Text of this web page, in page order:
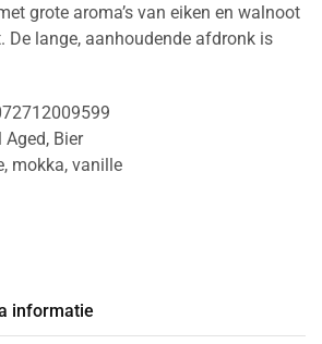
grote aroma’s van eiken en walnoot
De lange, aanhoudende afdronk is
Aged, Bier
, mokka, vanille
informatie